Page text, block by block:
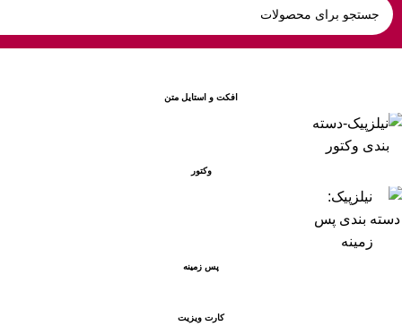
افکت و استایل متن
وکتور
پس زمینه
کارت ویزیت